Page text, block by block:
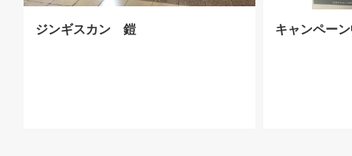
ジンギスカン 鎧 キャンペー